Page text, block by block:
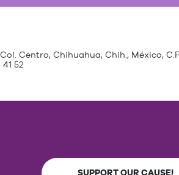
Centro, Chihuahua, Chih., México,
41 52
SUPPORT OUR CAUSE!